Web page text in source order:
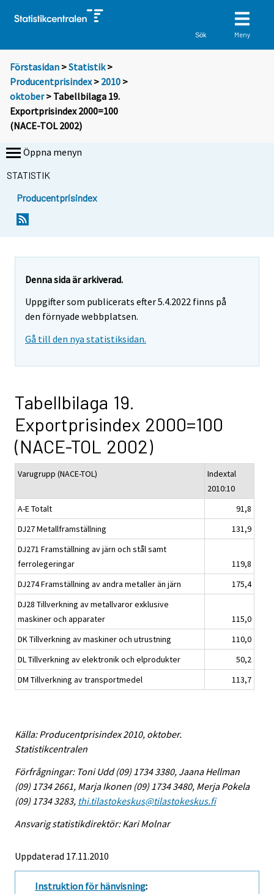
Sök Meny
Förstasidan >Statistik >
Producentprisindex> 2010 >
oktober> Tabellbilaga 19.
Exportprisindex 2000=100
(NACE-TOL 2002)
Öppna menyn
STATISTIK
Producentprisindex
Denna sida är arkiverad.
Uppgifter som publicerats efter 5.4.2022 finns på
den förnyade webbplatsen.
Gå till den nya statistiksidan.
Tabellbilaga 19.
Exportprisindex 2000=100
(NACE-TOL 2002)
Varugrupp (NACE-TOL)
Indextal
2010:10
A-E Totalt
91,8
DJ27 Metallframställning
131,9
DJ271 Framställning av järn och stål samt
ferrolegeringar
119,8
DJ274 Framställning av andra metaller än järn
175,4
DJ28 Tillverkning av metallvaror exklusive
maskiner och apparater
115,0
DK Tillverkning av maskiner och utrustning
110,0
DL Tillverkning av elektronik och elprodukter
50,2
DM Tillverkning av transportmedel
113,7
Källa: Producentprisindex 2010, oktober.
Statistikcentralen
Förfrågningar: Toni Udd (09) 1734 3380, Jaana Hellman
(09) 1734 2661, Marja Ikonen (09) 1734 3480, Merja Pokela
(09) 1734 3283, thi.tilastokeskus@tilastokeskus.fi
Ansvarig statistikdirektör: Kari Molnar
Uppdaterad 17.11.2010
Instruktion för hänvisning: